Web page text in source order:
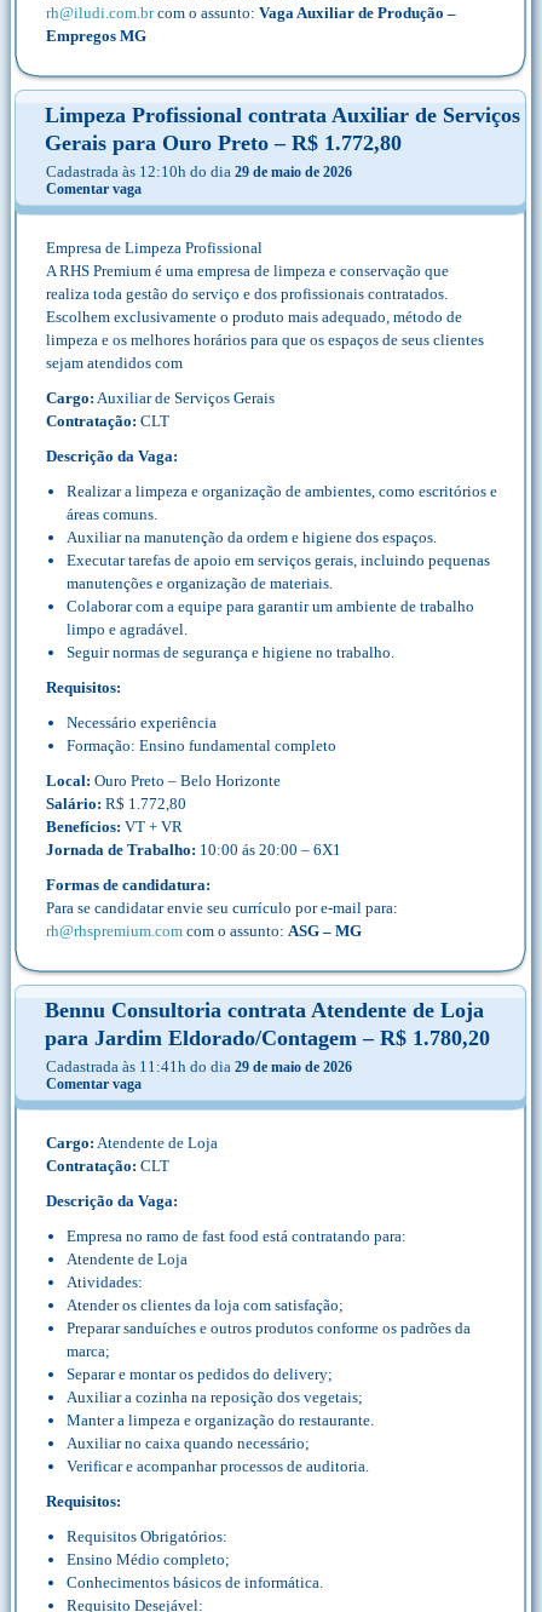
rh@iludi.com.brcom o assunto: Vaga Auxiliar de Produção –
Empregos MG
Limpeza Profissional contrata Auxiliar de Serviços
Gerais para Ouro Preto – R$ 1.772,80
Cadastrada às 12:10h do dia 29 de maio de 2026
Comentar vaga
Empresa de Limpeza Profissional
A RHS Premium é uma empresa de limpeza e conservação que
realiza toda gestão do serviço e dos profissionais contratados.
Escolhem exclusivamente o produto mais adequado, método de
limpeza e os melhores horários para que os espaços de seus clientes
sejam atendidos com
Cargo: Auxiliar de Serviços Gerais
Contratação: CLT
Descrição da Vaga:
Realizar a limpeza e organização de ambientes, como escritórios e
áreas comuns.
Auxiliar na manutenção da ordem e higiene dos espaços.
Executar tarefas de apoio em serviços gerais, incluindo pequenas
manutenções e organização de materiais.
Colaborar com a equipe para garantir um ambiente de trabalho
limpo e agradável.
Seguir normas de segurança e higiene no trabalho.
Requisitos:
Necessário experiência
Formação: Ensino fundamental completo
Local: Ouro Preto – Belo Horizonte
Salário: R$ 1.772,80
Benefícios: VT + VR
Jornada de Trabalho: 10:00 ás 20:00 – 6X1
Formas de candidatura:
Para se candidatar envie seu currículo por e-mail para:
rh@rhspremium.com com o assunto: ASG – MG
Bennu Consultoria contrata Atendente de Loja
para Jardim Eldorado/Contagem – R$ 1.780,20
Cadastrada às 11:41h do dia 29 de maio de 2026
Comentar vaga
Cargo: Atendente de Loja
Contratação: CLT
Descrição da Vaga:
Empresa no ramo de fast food está contratando para:
Atendente de Loja
Atividades:
Atender os clientes da loja com satisfação;
Preparar sanduíches e outros produtos conforme os padrões da
marca;
Separar e montar os pedidos do delivery;
Auxiliar a cozinha na reposição dos vegetais;
Manter a limpeza e organização do restaurante.
Auxiliar no caixa quando necessário;
Verificar e acompanhar processos de auditoria.
Requisitos:
Requisitos Obrigatórios:
Ensino Médio completo;
Conhecimentos básicos de informática.
Requisito Desejável: